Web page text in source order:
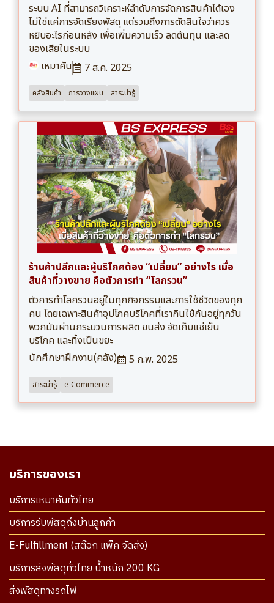
ระบบ AI ที่สามารถวิเคราะห์ลำดับการจัดการสินค้าได้เอง
ไม่ใช่แค่การจัดเรียงพัสดุ แต่รวมถึงการตัดสินใจว่าควร
หยิบอะไรก่อนหลัง เพื่อเพิ่มความเร็ว ลดต้นทุน และลด
ของเสียในระบบ
เหมาคัน
7 ส.ค. 2025
คลังสินค้า การวางแผน สาระน่ารู้
ร้านค้าปลีกและผู้บริโภคต้อง “เปลี่ยน” อย่างไร เมื่อ
สินค้าที่วางขาย คือตัวการทำ “โลกรวน”
ตัวการทำโลกรวนอยู่ในทุกกิจกรรมและการใช้ชีวิตของทุก
คน โดยเฉพาะสินค้าอุปโภคบริโภคที่เรากินใช้กันอยู่ทุกวัน
พวกมันผ่านกระบวนการผลิต ขนส่ง จัดเก็บแช่เย็น
บริโภค และทิ้งเป็นขยะ
นักศึกษาฝึกงาน(คลัง)
5 ก.พ. 2025
สาระน่ารู้ e-Commerce
บริการของเรา
บริการเหมาคันทั่วไทย
บริการรับพัสดุถึงบ้านลูกค้า
E-Fulfillment (สต๊อก แพ็ค จัดส่ง)
บริการส่งพัสดุทั่วไทย น้ำหนัก 200 KG
ส่งพัสดุทางรถไฟ